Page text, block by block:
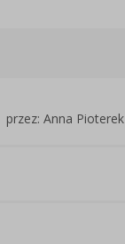
przez: Anna Pioterek